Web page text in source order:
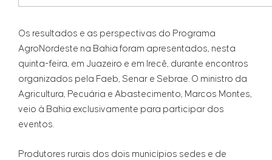
Os resultados e as perspectivas do Programa
AgroNordeste na Bahia foram apresentados, nesta
quinta-feira, em Juazeiro e em Irecê, durante encontros
organizados pela Faeb, Senar e Sebrae. O ministro da
Agricultura, Pecuária e Abastecimento, Marcos Montes,
veio à Bahia exclusivamente para participar dos
eventos.
Produtores rurais dos dois municípios sedes e de